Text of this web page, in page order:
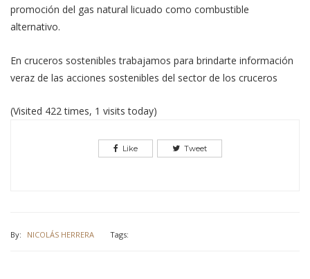
promoción del gas natural licuado como combustible
alternativo.
En cruceros sostenibles trabajamos para brindarte información
veraz de las acciones sostenibles del sector de los cruceros
(Visited 422 times, 1 visits today)
Like Tweet
By: NICOLÁS HERRERA Tags: